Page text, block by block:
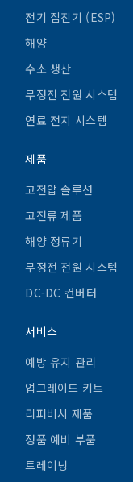
전기 집진기 (ESP)
해양
수소 생산
무정전 전원 시스템
연료 전지 시스템
제품
고전압 솔루션
고전류 제품
해양 정류기
무정전 전원 시스템
DC-DC 컨버터
서비스
예방 유지 관리
업그레이드 키트
리퍼비시 제품
정품 예비 부품
트레이닝